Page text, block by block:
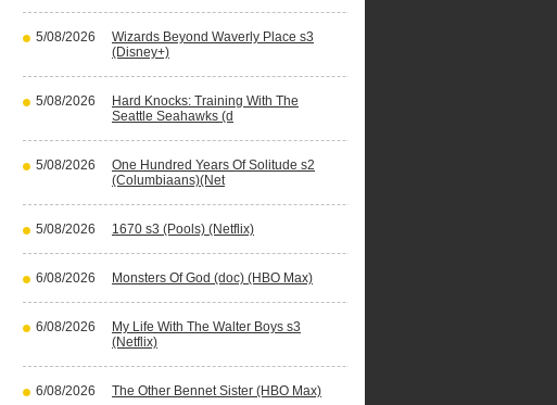
5/08/2026
Wizards Beyond Waverly Place s3
(Disney+)
5/08/2026
Hard Knocks: Training With The
Seattle Seahawks (d
5/08/2026
One Hundred Years Of Solitude s2
(Columbiaans)(Net
5/08/2026 1670 s3 (Pools) (Netflix)
6/08/2026 Monsters Of God (doc) (HBO Max)
6/08/2026
My Life With The Walter Boys s3
(Netflix)
6/08/2026 The Other Bennet Sister (HBO Max)